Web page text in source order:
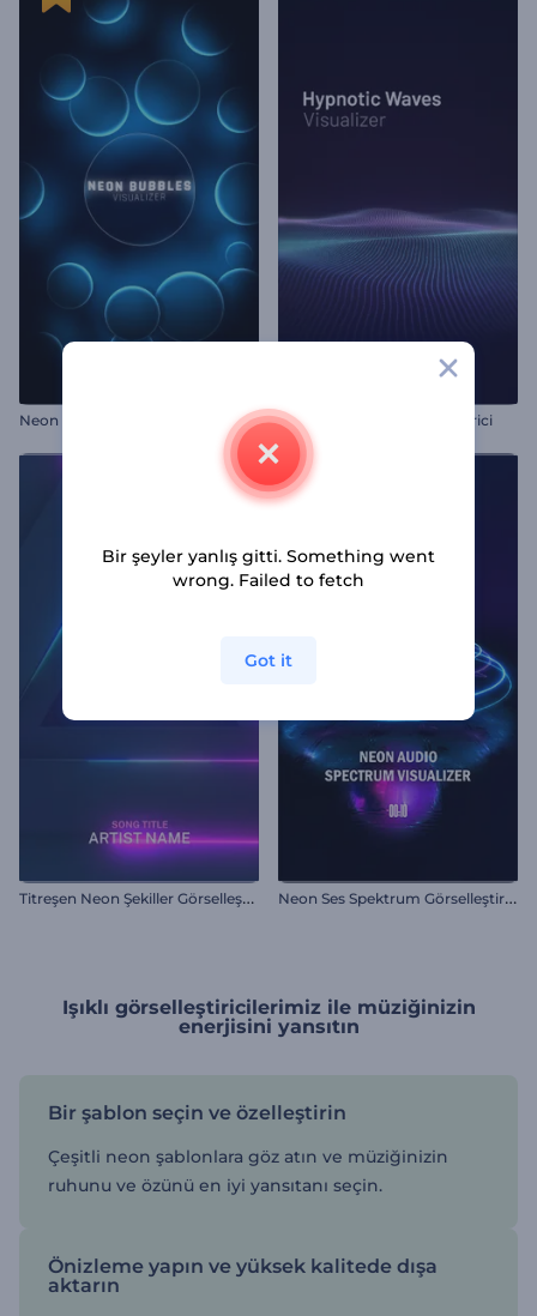
Neon Kabarcıklı Görselleştirici Hipnotik Dalgalı Görselleştirici
T
itreşen Neon Şekiller Görselleştirici N
eon Ses Spektrum Görselleştirici
Işıklı görselleştiricilerimiz ile müziğinizin
enerjisini yansıtın
Bir şablon seçin ve özelleştirin
Çeşitli neon şablonlara göz atın ve müziğinizin
ruhunu ve özünü en iyi yansıtanı seçin.
Önizleme yapın ve yüksek kalitede dışa
aktarın
Bir şeyler yanlış gitti. Something went
wrong. Failed to fetch
Got it